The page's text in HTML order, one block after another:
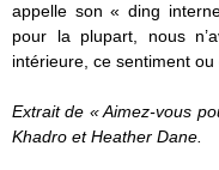
appelle son « ding
pour la plupart, nous
intérieure, ce sentiment
Extrait de « Aimez-vous
Khadro et Heather Dane.